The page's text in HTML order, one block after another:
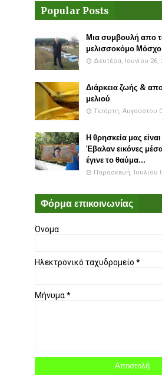
Popular Posts
Μια συμβουλή απο
μελισσοκόμο Μόσχο
Δευτέρα, Ιουνίου 26,
Διάρκεια ζωής &
μελιού
Τετάρτη, Αυγούστου
Η θρησκεία μας
Έβαλαν εικόνες
έγινε το θαύμα...
Παρασκευή, Ιουλίου
Φόρμα επικοινωνίας
Όνομα
Ηλεκτρονικό ταχυδρομείο *
Μήνυμα*